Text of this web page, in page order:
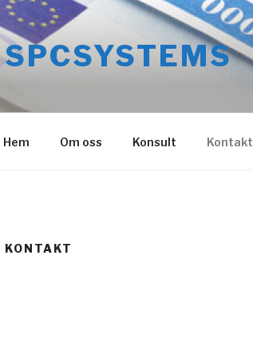
SPCSYSTEMS
Hem Om oss Konsult Kontakt
KONTAKT